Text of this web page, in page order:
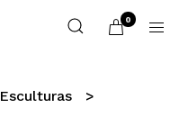
0
Esculturas